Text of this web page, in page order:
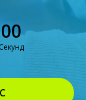
00
Секунд